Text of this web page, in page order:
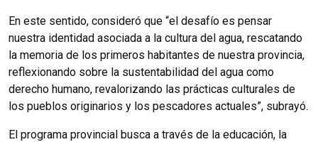
En este sentido, consideró que “el desafío es pensar
nuestra identidad asociada a la cultura del agua, rescatando
la memoria de los primeros habitantes de nuestra provincia,
reflexionando sobre la sustentabilidad del agua como
derecho humano, revalorizando las prácticas culturales de
los pueblos originarios y los pescadores actuales”, subrayó.
El programa provincial busca a través de la educación, la